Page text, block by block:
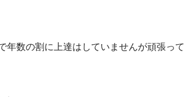
数の割に上達はしていませんが頑張って